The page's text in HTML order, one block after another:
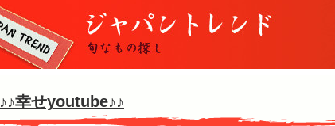
♪♪幸せyoutube♪♪